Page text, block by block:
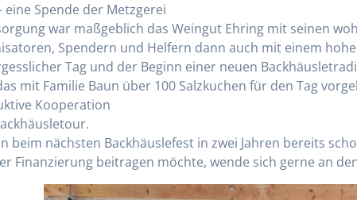
eine Spende der Metzgerei
war maßgeblich das Weingut Ehring mit seinen
Spendern und Helfern dann auch mit einem
Tag und der Beginn einer neuen
mit Familie Baun über 100 Salzkuchen für den Tag
Kooperation
beim nächsten Backhäuslefest in zwei Jahren bereits
Finanzierung beitragen möchte, wende sich gerne an